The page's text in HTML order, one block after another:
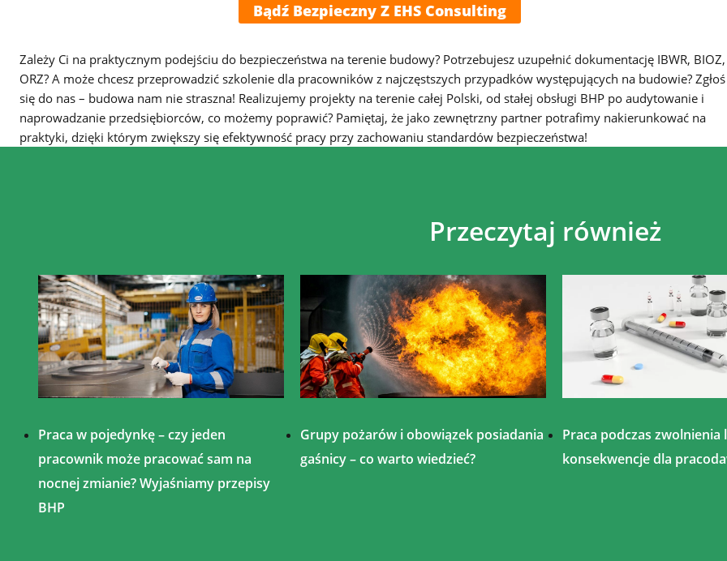
Bądź Bezpieczny Z EHS Consulting
Zależy Ci na praktycznym podejściu do bezpieczeństwa na terenie budowy? Potrzebujesz uzupełnić dokumentację IBWR, BIOZ,
ORZ? A może chcesz przeprowadzić szkolenie dla pracowników z najczęstszych przypadków występujących na budowie? Zgłoś
się do nas – budowa nam nie straszna! Realizujemy projekty na terenie całej Polski, od stałej obsługi BHP po audytowanie i
naprowadzanie przedsiębiorców, co możemy poprawić? Pamiętaj, że jako zewnętrzny partner potrafimy nakierunkować na
praktyki, dzięki którym zwiększy się efektywność pracy przy zachowaniu standardów bezpieczeństwa!
Przeczytaj również
Praca w pojedynkę – czy jeden
pracownik może pracować sam na
nocnej zmianie? Wyjaśniamy przepisy
BHP
Grupy pożarów i obowiązek posiadania
gaśnicy – co warto wiedzieć?
Praca podczas zwolnienia
konsekwencje dla